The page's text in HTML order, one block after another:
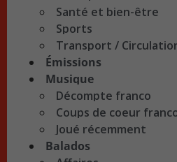
Santé et bien-être
Sports
Transport /
Émissions
Musique
Décompte franco
Coups de coeur
Joué récemment
Balados